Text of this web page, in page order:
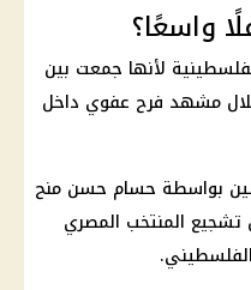
واسعًا؟
لأنها جمعت بين
خلال مشهد فرح عفوي داخل
بواسطة حسام حسن منح
تشجيع المنتخب المصري